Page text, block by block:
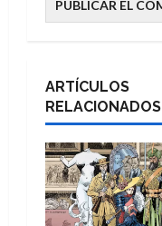
ARTÍCULOS
RELACIONADOS